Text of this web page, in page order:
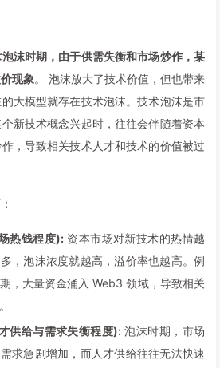
沫时期，由于供需失衡和市场炒作，某
现象。 泡沫放大了技术价值，但也带来
大模型就存在技术泡沫。技术泡沫是市
新技术概念兴起时，往往会伴随着资本
，导致相关技术人才和技术的价值被过
热钱程度):资本市场对新技术的热情越
，泡沫浓度就越高，溢价率也越高。例
，大量资金涌入 Web3 领域，导致相关
供给与需求失衡程度): 泡沫时期，市场
求急剧增加，而人才供给往往无法快速